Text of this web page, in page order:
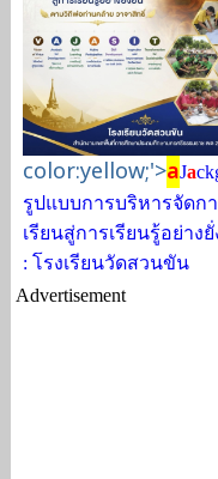
color:yellow;'>aJa
รูปแบบการบริหารจัด
เรียนสู่การเรียนรู้อย่า
: โรงเรียนวัดสวนขัน
Advertisement